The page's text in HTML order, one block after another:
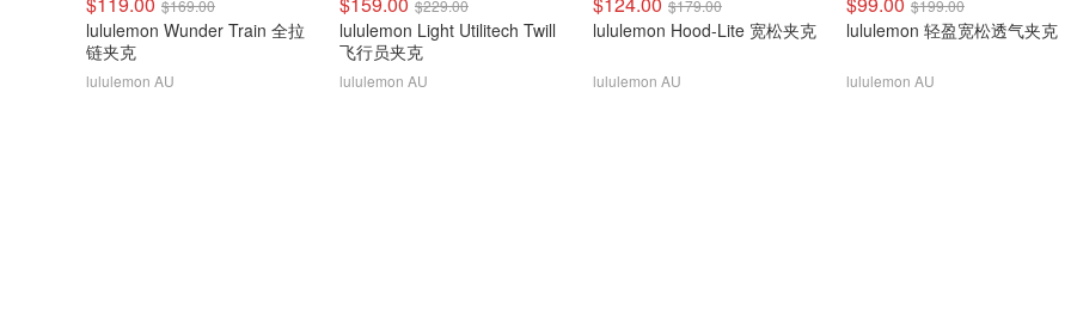
$169.00
lululemon Wunder Train 全拉
链夹克
lululemon AU
$229.00
lululemon Light Utilitech Twill
飞行员夹克
lululemon AU
$179.00
lululemon Hood-Lite 宽松夹克
lululemon AU
$199.00
lululemon 轻盈宽松透气夹克
lululemon AU